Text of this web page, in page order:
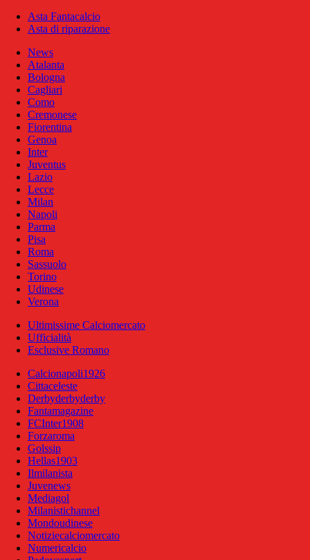
Asta Fantacalcio
Asta di riparazione
News
Atalanta
Bologna
Cagliari
Como
Cremonese
Fiorentina
Genoa
Inter
Juventus
Lazio
Lecce
Milan
Napoli
Parma
Pisa
Roma
Sassuolo
Torino
Udinese
Verona
Ultimissime Calciomercato
Ufficialità
Esclusive Romano
Calcionapoli1926
Cittaceleste
Derbyderbyderby
Fantamagazine
FCInter1908
Forzaroma
Golssip
Hellas1903
Ilmilanista
Juvenews
Mediagol
Milanistichannel
Mondoudinese
Notiziecalciomercato
Numericalcio